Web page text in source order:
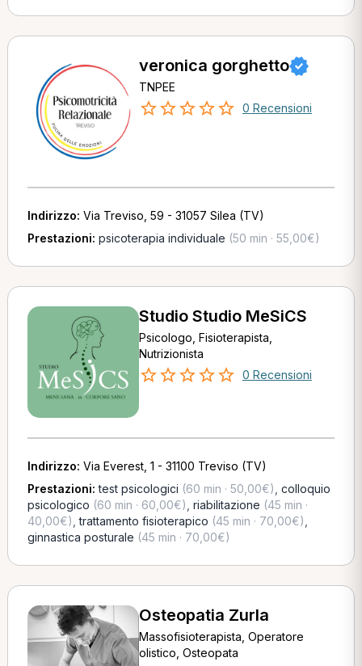
veronica gorghetto
TNPEE
0 Recensioni
Indirizzo: Via Treviso, 59 - 31057 Silea (TV)
Prestazioni: psicoterapia individuale (50 min · 55,00€)
Studio Studio MeSiCS
Psicologo, Fisioterapista,
Nutrizionista
0 Recensioni
Indirizzo: Via Everest, 1 - 31100 Treviso (TV)
Prestazioni:test psicologici (60 min · 50,00€) colloquio
psicologico (60 min · 60,00€) riabilitazione (45 min ·
40,00€) ,trattamento fisioterapico (45 min · 70,00€)
ginnastica posturale (45 min · 70,00€)
Osteopatia Zurla
Massofisioterapista, Operatore
olistico, Osteopata